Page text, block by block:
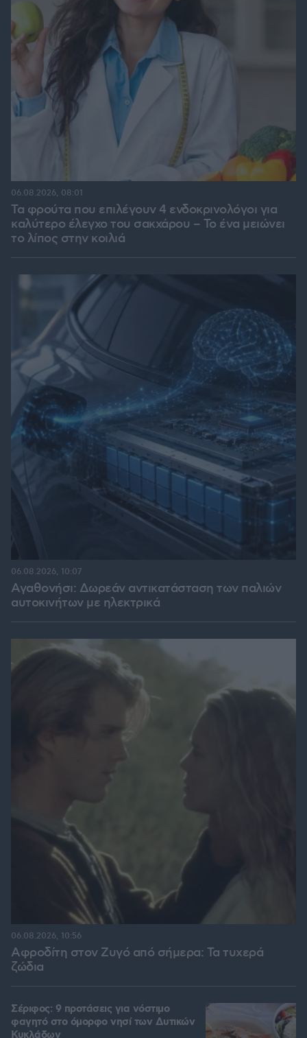
Τα φρούτα που επιλέγουν 4 ενδοκρινολόγοι για
καλύτερο έλεγχο του σακχάρου – Το ένα μειώνει
το λίπος στην κοιλιά
06.08.2026, 08:01
Αγαθονήσι: Δωρεάν αντικατάσταση των παλιών
αυτοκινήτων με ηλεκτρικά
06.08.2026, 10:07
Αφροδίτη στον Ζυγό από σήμερα: Τα τυχερά
ζώδια
06.08.2026, 10:56
Σέριφος: 9 προτάσεις για νόστιμο
φαγητό στο όμορφο νησί των Δυτικών